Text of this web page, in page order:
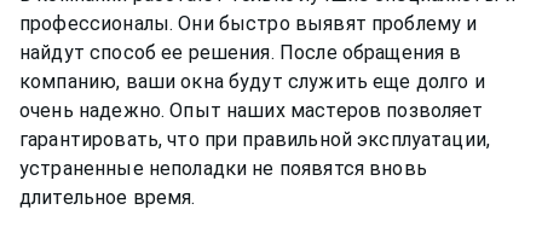
профессионалы. Они быстро выявят проблему и
найдут способ ее решения. После обращения в
компанию, ваши окна будут служить еще долго и
очень надежно. Опыт наших мастеров позволяет
гарантировать, что при правильной эксплуатации,
устраненные неполадки не появятся вновь
длительное время.